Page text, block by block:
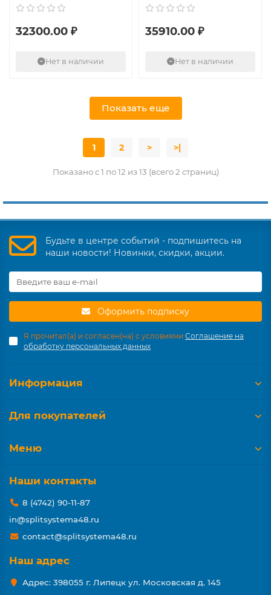
32300.00 ₽
Нет в наличии
35910.00 ₽
Нет в наличии
Показать еще
1 2 > >|
Показано с 1 по 12 из 13 (всего 2 страниц)
Будьте в центре событий - подпишитесь на
наши новости! Новинки, скидки, акции.
Оформить подписку
Я прочитал(а) и согласен(на) с условиями Соглашение на
обработку персональных данных
Информация
Для покупателей
Меню
Наши контакты
8 (4742) 90-11-87
in@splitsystema48.ru
contact@splitsystema48.ru
Наш адрес
Адрес: 398055 г. Липецк ул. Московская д. 145